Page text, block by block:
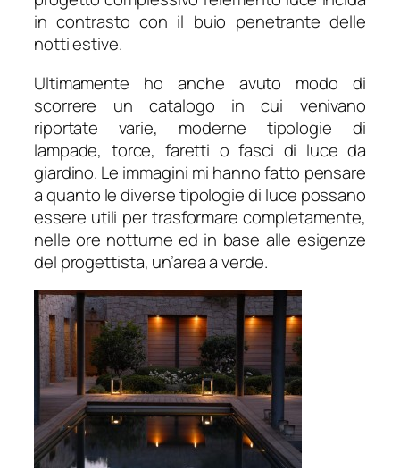
in contrasto con il buio penetrante delle
notti estive.
Ultimamente ho anche avuto modo di
scorrere un catalogo in cui venivano
riportate varie, moderne tipologie di
lampade, torce, faretti o fasci di luce da
giardino. Le immagini mi hanno fatto pensare
a quanto le diverse tipologie di luce possano
essere utili per trasformare completamente,
nelle ore notturne ed in base alle esigenze
del progettista, un’area a verde.